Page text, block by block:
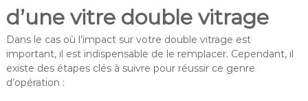
d’une vitre double vitrage
Dans le cas où l’impact sur votre double vitrage est
important, il est indispensable de le remplacer. Cependant, il
existe des étapes clés à suivre pour réussir ce genre
d’opération :